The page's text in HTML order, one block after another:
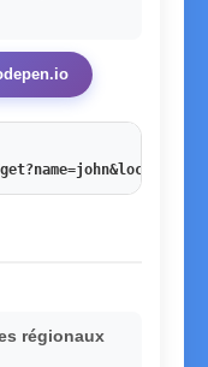
régionaux